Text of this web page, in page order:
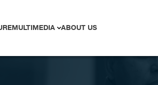
MULTIMEDIA ABOUT US